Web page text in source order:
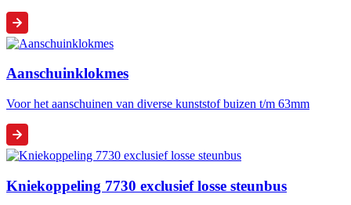
Aanschuinklokmes
Voor het aanschuinen van diverse kunststof buizen t/m 63mm
Kniekoppeling 7730 exclusief losse steunbus